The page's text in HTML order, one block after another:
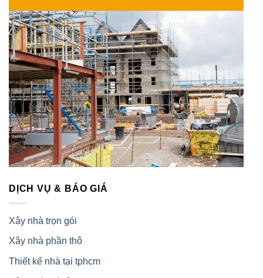
DỊCH VỤ & BÁO GIÁ
Xây nhà trọn gói
Xây nhà phần thô
Thiết kế nhà tại tphcm